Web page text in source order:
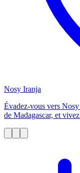
Nosy Iranja
Évadez-vous vers
de Madagascar, et